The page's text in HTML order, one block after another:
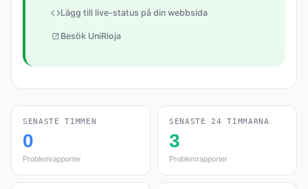
Lägg till live-status på din webbsida
Besök UniRioja
SENASTE TIMMEN
0
Problemrapporter
SENASTE 24 TIMMARNA
3
Problemrapporter